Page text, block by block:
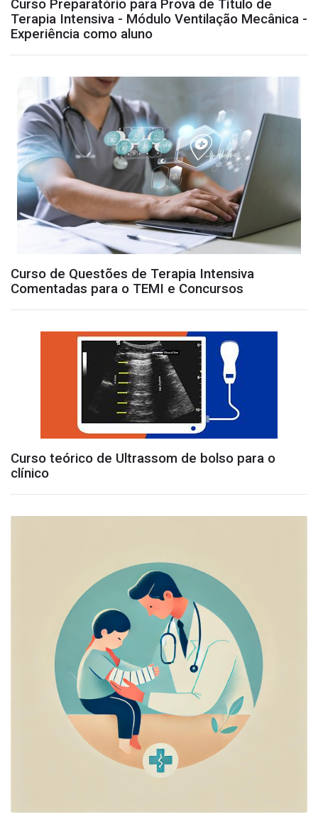
Curso Preparatório para Prova de Título de
Terapia Intensiva - Módulo Ventilação Mecânica -
Experiência como aluno
Curso de Questões de Terapia Intensiva
Comentadas para o TEMI e Concursos
Curso teórico de Ultrassom de bolso para o
clínico